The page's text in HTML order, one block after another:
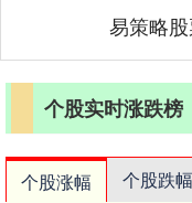
易策略
个股实时涨跌榜
个股涨幅 个股跌幅